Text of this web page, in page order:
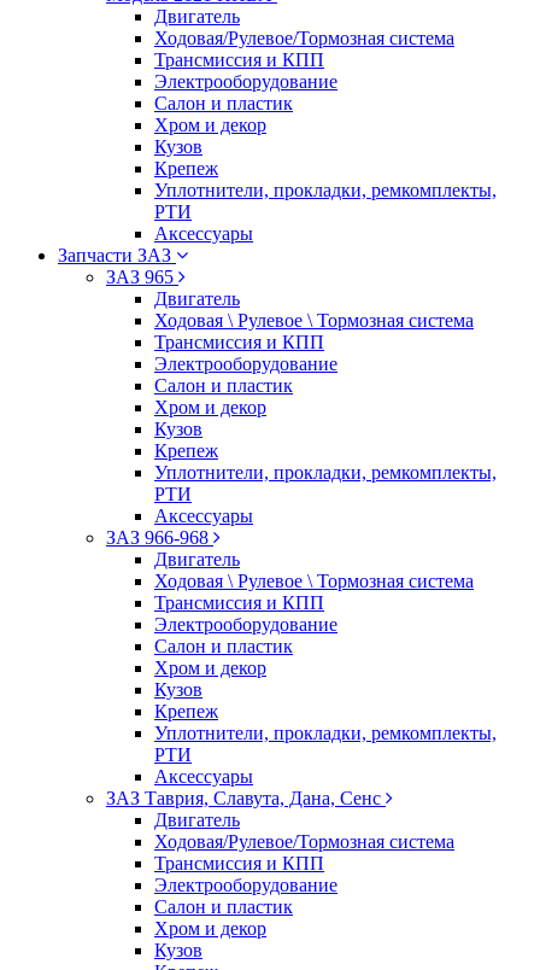
Двигатель
Ходовая/Рулевое/Тормозная система
Трансмиссия и КПП
Электрооборудование
Салон и пластик
Хром и декор
Кузов
Крепеж
Уплотнители, прокладки, ремкомплекты,
РТИ
Аксессуары
Запчасти ЗАЗ
ЗАЗ 965
Двигатель
Ходовая \ Рулевое \ Тормозная система
Трансмиссия и КПП
Электрооборудование
Салон и пластик
Хром и декор
Кузов
Крепеж
Уплотнители, прокладки, ремкомплекты,
РТИ
Аксессуары
ЗАЗ 966-968
Двигатель
Ходовая \ Рулевое \ Тормозная система
Трансмиссия и КПП
Электрооборудование
Салон и пластик
Хром и декор
Кузов
Крепеж
Уплотнители, прокладки, ремкомплекты,
РТИ
Аксессуары
ЗАЗ Таврия, Славута, Дана, Сенс
Двигатель
Ходовая/Рулевое/Тормозная система
Трансмиссия и КПП
Электрооборудование
Салон и пластик
Хром и декор
Кузов